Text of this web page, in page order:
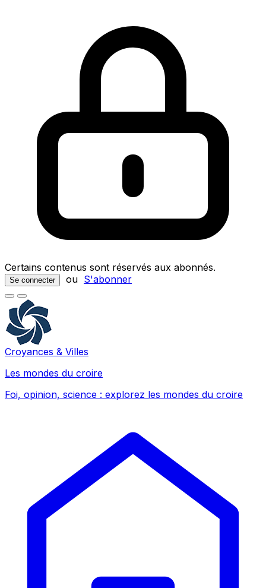
Certains contenus sont réservés aux abonnés.
Se connecter ou S'abonner
Croyances & Villes
Les mondes du croire
Foi, opinion, science : explorez les mondes du croire